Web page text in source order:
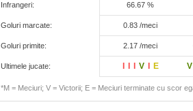
Infrangeri: 66.67 %
Goluri marcate: 0.83 /meci
Goluri primite: 2.17 /meci
Ultimele jucate: V E V
*M = Meciuri; V = Victorii; E = Meciuri terminate cu scor